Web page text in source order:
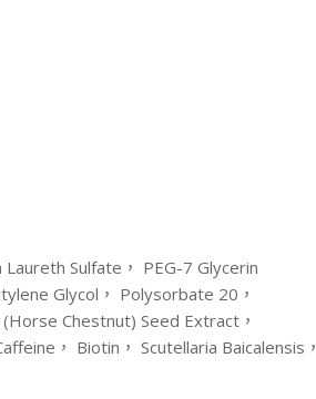
Sulfate， PEG-7 Glycerin
Glycol， Polysorbate 20，
Chestnut) Seed Extract，
， Biotin， Scutellaria Baicalensis，